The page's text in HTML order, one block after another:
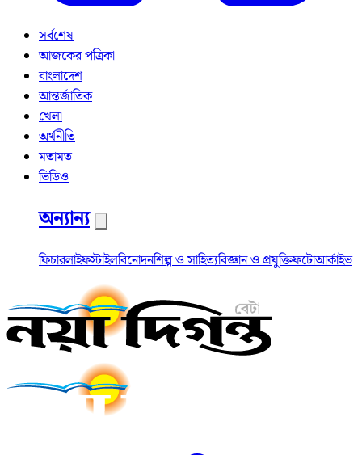
সর্বশেষ
আজকের পত্রিকা
বাংলাদেশ
আন্তর্জাতিক
খেলা
অর্থনীতি
মতামত
ভিডিও
অন্যান্য
ফিচারলাইফস্টাইলবিনোদনশিল্প ও সাহিত্যবিজ্ঞান ও প্রযুক্তিফটোআর্কাইভ